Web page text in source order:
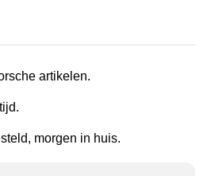
artikelen.
morgen in huis.